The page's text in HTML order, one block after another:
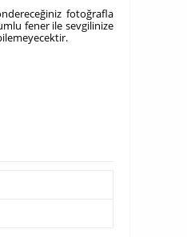
fotoğrafla
fener ile sevgilinize